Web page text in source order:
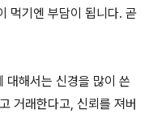
먹기엔 부담이 됩니다. 곧
대해서는 신경을 많이 쓴
거래한다고, 신뢰를 져버